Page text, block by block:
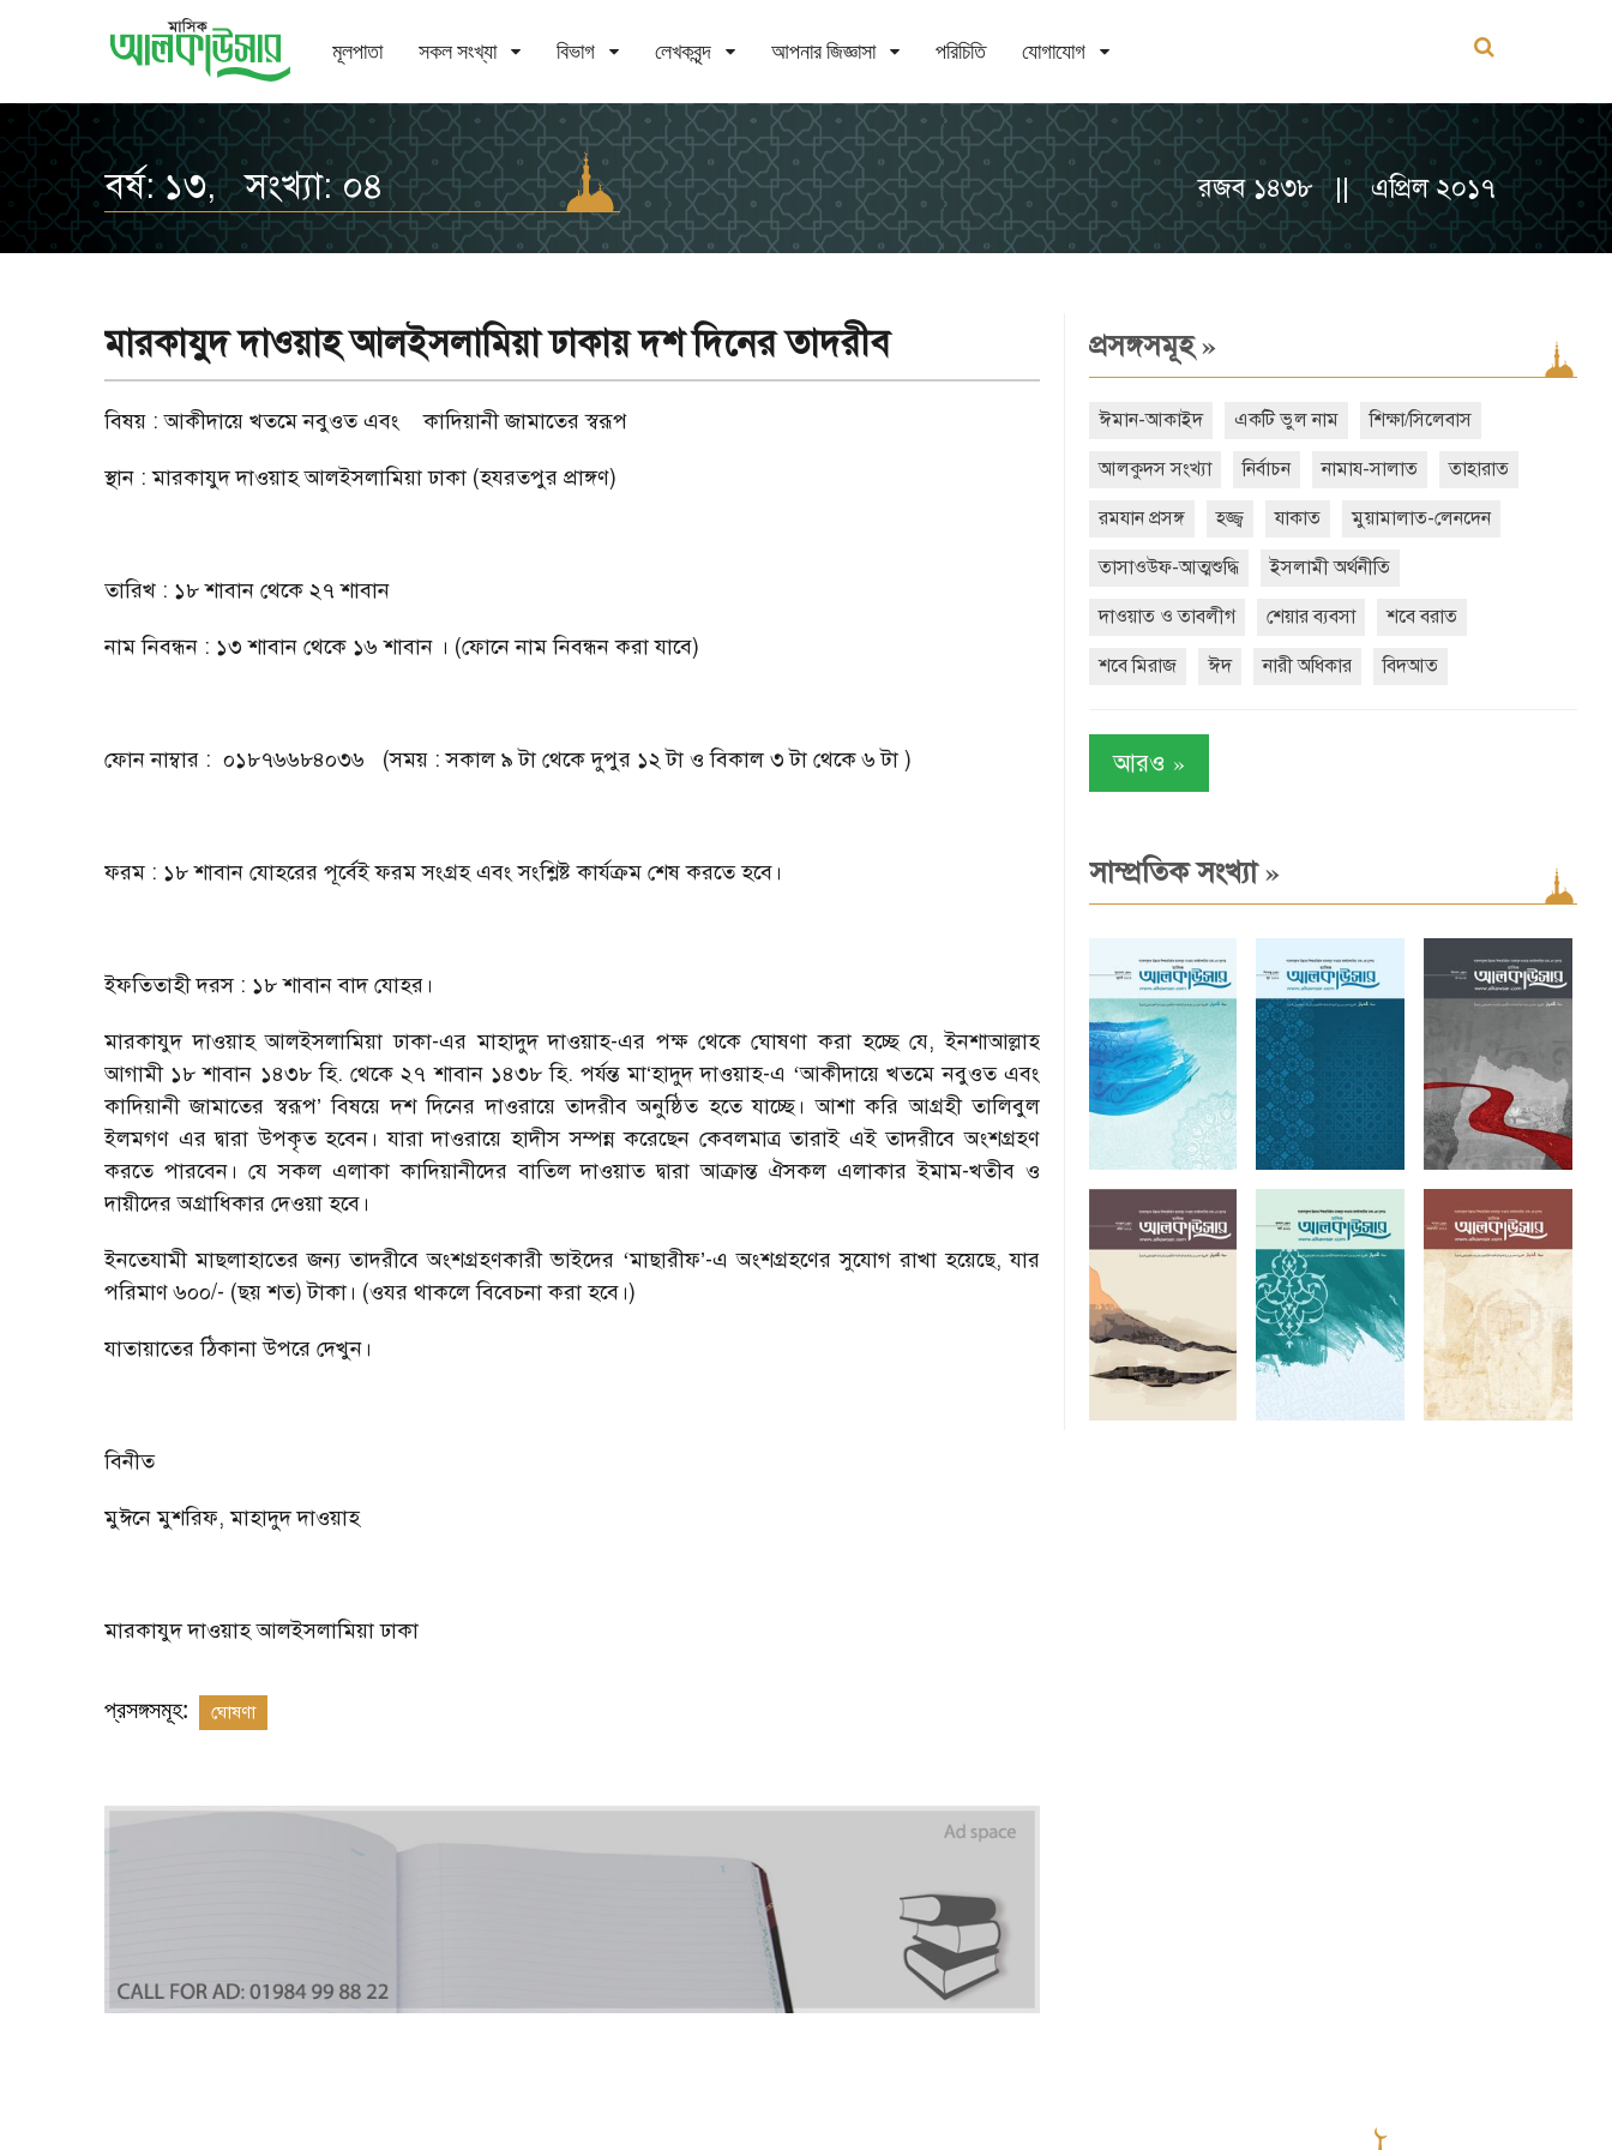
মূলপাতা সকল সংখ্যা বিভাগ লেখকবৃন্দ আপনার জিজ্ঞাসা পরিচিতি যোগাযোগ
বর্ষ: ১৩, সংখ্যা: ০৪ রজব ১৪৩৮ || এপ্রিল ২০১৭
মারকাযুদ দাওয়াহ আলইসলামিয়া ঢাকায় দশ দিনের তাদরীব
বিষয় : আকীদায়ে খতমে নবুওত এবং কাদিয়ানী জামাতের স্বরূপ
স্থান : মারকাযুদ দাওয়াহ আলইসলামিয়া ঢাকা (হযরতপুর প্রাঙ্গণ)
তারিখ : ১৮ শাবান থেকে ২৭ শাবান
নাম নিবন্ধন : ১৩ শাবান থেকে ১৬ শাবান । (ফোনে নাম নিবন্ধন করা যাবে)
ফোন নাম্বার : ০১৮৭৬৬৮৪০৩৬ (সময় : সকাল ৯ টা থেকে দুপুর ১২ টা ও বিকাল ৩ টা থেকে ৬ টা )
ফরম : ১৮ শাবান যোহরের পূর্বেই ফরম সংগ্রহ এবং সংশ্লিষ্ট কার্যক্রম শেষ করতে হবে।
ইফতিতাহী দরস : ১৮ শাবান বাদ যোহর।
মারকাযুদ দাওয়াহ আলইসলামিয়া ঢাকা-এর মাহাদুদ দাওয়াহ-এর পক্ষ থেকে ঘোষণা করা হচ্ছে যে,ইনশাআল্লাহ
আগামী ১৮ শাবান ১৪৩৮ হি. থেকে ২৭ শাবান ১৪৩৮ হি. পর্যন্ত মা‘হাদুদ দাওয়াহ-এ ‘আকীদায়ে খতমে নবুওত এবং
কাদিয়ানী জামাতের স্বরূপ’ বিষয়ে দশ দিনের দাওরায়ে তাদরীব অনুষ্ঠিত হতে যাচ্ছে। আশা করি আগ্রহী তালিবুল
ইলমগণ এর দ্বারা উপকৃত হবেন। যারা দাওরায়ে হাদীস সম্পন্ন করেছেন কেবলমাত্র তারাই এই তাদরীবে অংশগ্রহণ
করতে পারবেন। যে সকল এলাকা কাদিয়ানীদের বাতিল দাওয়াত দ্বারা আক্রান্ত ঐসকল এলাকার ইমাম-খতীব ও
দায়ীদের অগ্রাধিকার দেওয়া হবে।
ইনতেযামী মাছলাহাতের জন্য তাদরীবে অংশগ্রহণকারী ভাইদের ‘মাছারীফ’-এ অংশগ্রহণের সুযোগ রাখা হয়েছে,যার
পরিমাণ ৬০০/- (ছয় শত) টাকা। (ওযর থাকলে বিবেচনা করা হবে।)
যাতায়াতের ঠিকানা উপরে দেখুন।
বিনীত
মুঈনে মুশরিফ,মাহাদুদ দাওয়াহ
মারকাযুদ দাওয়াহ আলইসলামিয়া ঢাকা
প্রসঙ্গসমূহ: ঘোষণা
প্রসঙ্গসমূহ»
ঈমান-আকাইদ একটি ভুল নাম শিক্ষা/সিলেবাস
আলকুদস সংখ্যা নির্বাচন নামায-সালাত তাহারাত
রমযান প্রসঙ্গ হজ্জ্ব যাকাত মুয়ামালাত-লেনদেন
তাসাওউফ-আত্মশুদ্ধি ইসলামী অর্থনীতি
দাওয়াত ও তাবলীগ শেয়ার ব্যবসা শবে বরাত
শবে মিরাজ ঈদ নারী অধিকার বিদআত
আরও »
সাম্প্রতিক সংখ্যা»